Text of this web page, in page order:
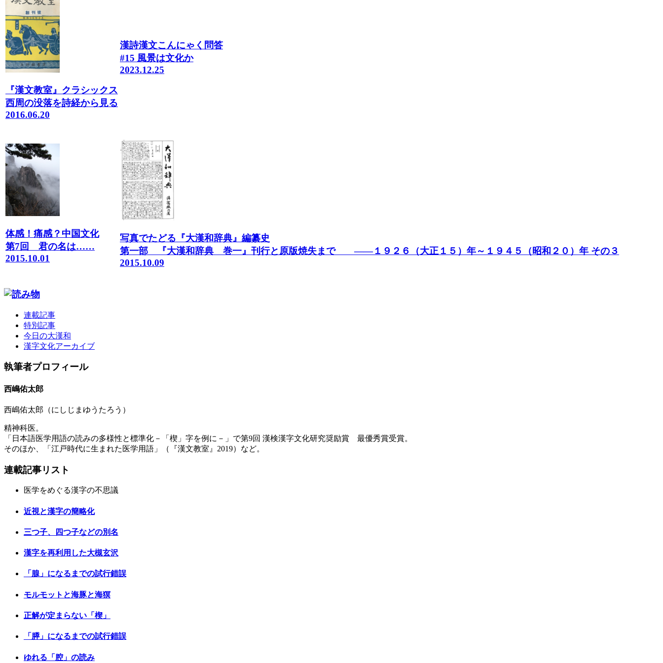
『漢文教室』クラシックス
西周の没落を詩経から見る
2016.06.20
漢詩漢文こんにゃく問答
#15 風景は文化か
2023.12.25
体感！痛感？中国文化
第7回 君の名は……
2015.10.01
写真でたどる『大漢和辞典』編纂史
第一部 『大漢和辞典 巻一』刊行と原版焼失まで ――１９２６（大正１５）年～１９４５（昭和２０）年 その３
2015.10.09
連載記事
特別記事
今日の大漢和
漢字文化アーカイブ
執筆者プロフィール
西嶋佑太郎
西嶋佑太郎（にしじまゆうたろう）
精神科医。
「日本語医学用語の読みの多様性と標準化－「楔」字を例に－」で第9回 漢検漢字文化研究奨励賞 最優秀賞受賞。
そのほか、「江戸時代に生まれた医学用語」（『漢文教室』2019）など。
連載記事リスト
医学をめぐる漢字の不思議
近視と漢字の簡略化
三つ子、四つ子などの別名
漢字を再利用した大槻玄沢
「腺」になるまでの試行錯誤
モルモットと海豚と海猽
正解が定まらない「楔」
「膵」になるまでの試行錯誤
ゆれる「腔」の読み